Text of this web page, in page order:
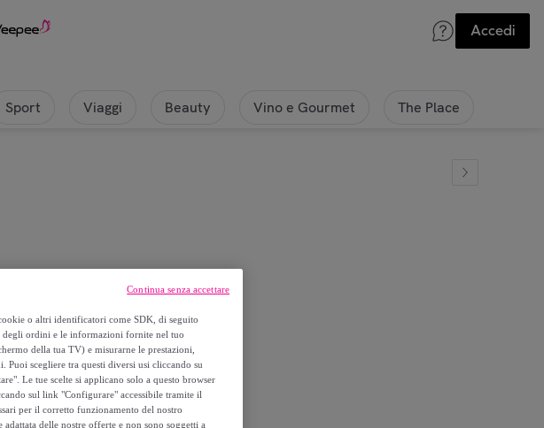
Accedi
Sport Viaggi Beauty Vino e Gourmet The Place
Rosso - 2750 Baby Lame
o altri identificatori come SDK, di seguito
degli ordini e le informazioni fornite nel tuo
della tua TV) e misurarne le prestazioni,
scegliere tra questi diversi usi cliccando su
Le tue scelte si applicano solo a questo browser
sul link "Configurare" accessibile tramite il
per il corretto funzionamento del nostro
delle nostre offerte e non sono soggetti a
Continua senza accettare